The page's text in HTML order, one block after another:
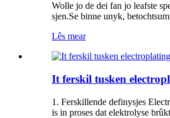
Wolle jo de dei fan jo leafste
sjen.Se binne unyk,
Lês mear
It ferskil tusken
1. Ferskillende definysjes
is in proses dat elektrolyse